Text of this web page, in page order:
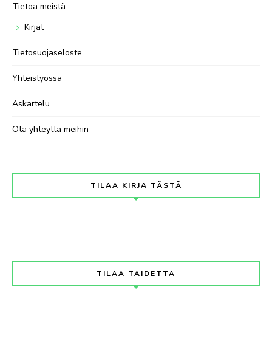
Tietoa meistä
Kirjat
Tietosuojaseloste
Yhteistyössä
Askartelu
Ota yhteyttä meihin
TILAA KIRJA TÄSTÄ
TILAA TAIDETTA